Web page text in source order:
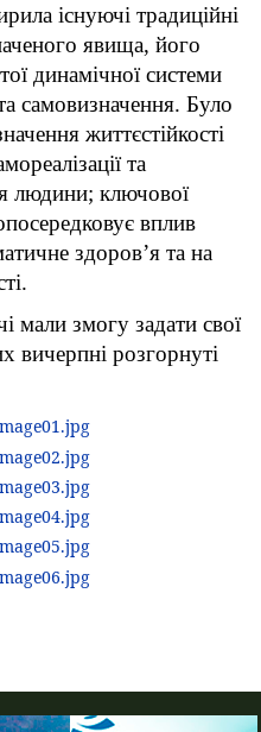
існуючі традиційні
явища, його
динамічної системи
самовизначення. Було
життєстійкості
та
людини; ключової
вплив
здоров’я та на
мали змогу задати свої
вичерпні розгорнуті